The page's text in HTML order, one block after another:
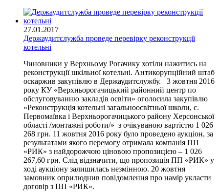
27.01.2017
Держаудитслужба проведе перевірку реконструкції
котельні
Чиновники у Верхньому Рогачику хотіли нажитись на
реконструкції шкільної котельні. Антикорупційний штаб
оскаржив закупівлю в Держаудитслужбу. 3 жовтня 2016
року КУ «Верхньорогачицький районний центр по
обслуговуванню закладів освіти» оголосила закупівлю
«Реконструкція котельні загальноосвітньої школи, с.
Первомаївка і Верхньорогачицького району Херсонської
області /монтажні роботи/» з очікуваною вартістю 1 026
268 грн. 11 жовтня 2016 року було проведено аукціон, за
результатами якого перемогу отримала компанія ПП
«РИК» з найдорожчою ціновою пропозицією – 1 026
267,60 грн. Слід відзначити, що пропозиція ПП «РИК» у
ході аукціону залишилась незмінною. 20 жовтня
замовник оприлюднив повідомлення про намір укласти
договір з ПП «РИК».